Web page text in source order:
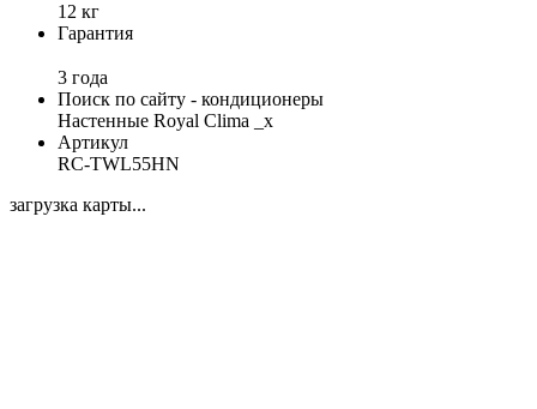
12 кг
Гарантия
3 года
Поиск по сайту - кондиционеры
Настенные Royal Clima _x
Артикул
RC-TWL55HN
загрузка карты...